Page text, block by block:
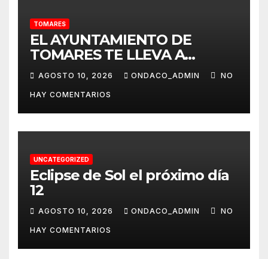
TOMARES
EL AYUNTAMIENTO DE
TOMARES TE LLEVA A
ALMONTE EL 20 DE AGOSTO
PARA QUE PUEDAS VIVIR ‘LA
VENIDA DE LA VIRGEN DEL
ROCÍO A ALMONTE’
AGOSTO 10, 2026 ONDACO_ADMIN NO
HAY COMENTARIOS
UNCATEGORIZED
Eclipse de Sol el próximo día
12
AGOSTO 10, 2026 ONDACO_ADMIN NO
HAY COMENTARIOS